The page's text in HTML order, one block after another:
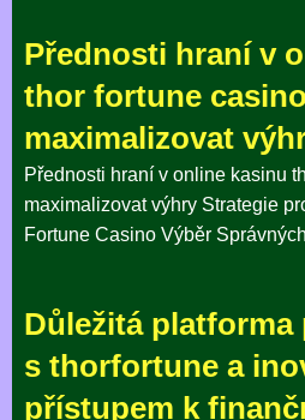
Přednosti hraní v
thor fortune
maximalizovat
Přednosti hraní v online kasinu
maximalizovat výhry Strategie
Fortune Casino Výběr
Důležitá
s thorfortune a
přístupem k